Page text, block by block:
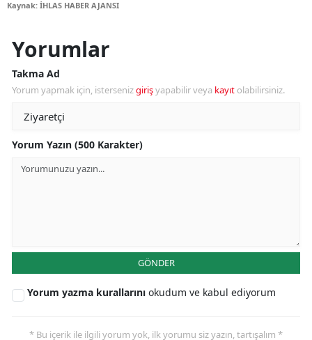
Kaynak: İHLAS HABER AJANSI
Yorumlar
Takma Ad
Yorum yapmak için, istersenizgirişyapabilir veya kayıt olabilirsiniz.
Yorum Yazın (500 Karakter)
GÖNDER
Yorum yazma kurallarını okudum ve kabul ediyorum
* Bu içerik ile ilgili yorum yok, ilk yorumu siz yazın, tartışalım *